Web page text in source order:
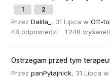
1 2
Przez Dalila_ , 31 Lipca w Off-
48 odpowiedzi 1 248
Ostrzegam przed tym
Przez panPytajnick, 31 Lipca w